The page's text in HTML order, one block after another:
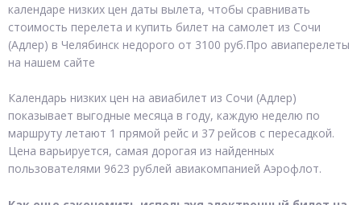
календаре низких цен даты вылета, чтобы сравнивать
стоимость перелета и купить билет на самолет из Сочи
(Адлер) в Челябинск недорого от 3100 руб.Про авиаперелеты
на нашем сайте
Календарь низких цен на авиабилет из Сочи (Адлер)
показывает выгодные месяца в году, каждую неделю по
маршруту летают 1 прямой рейс и 37 рейсов с пересадкой.
Цена варьируется, самая дорогая из найденных
пользователями 9623 рублей авиакомпанией Аэрофлот.